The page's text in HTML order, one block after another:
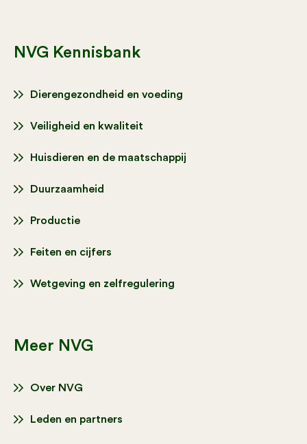
NVG Kennisbank
Dierengezondheid en voeding
Veiligheid en kwaliteit
Huisdieren en de maatschappij
Duurzaamheid
Productie
Feiten en cijfers
Wetgeving en zelfregulering
Meer NVG
Over NVG
Leden en partners